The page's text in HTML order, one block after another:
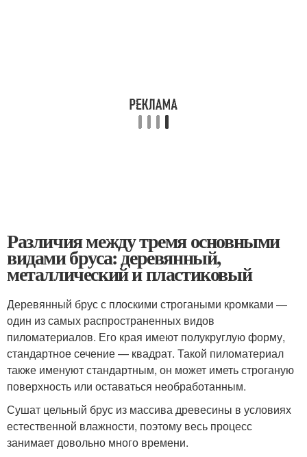
Различия между тремя основными
видами бруса: деревянный,
металлический и пластиковый
Деревянный брус с плоскими строгаными кромками —
один из самых распространенных видов
пиломатериалов. Его края имеют полукруглую форму,
стандартное сечение — квадрат. Такой пиломатериал
также именуют стандартным, он может иметь строганую
поверхность или оставаться необработанным.
Сушат цельный брус из массива древесины в условиях
естественной влажности, поэтому весь процесс
занимает довольно много времени.